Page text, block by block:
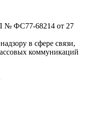
№ ФС77-68214 от 27
в сфере связи,
коммуникаций